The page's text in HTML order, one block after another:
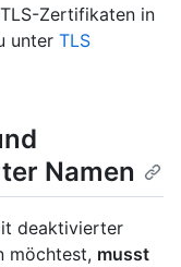
Zertifikaten in
unter TLS
Namen
deaktivierter
möchtest, musst